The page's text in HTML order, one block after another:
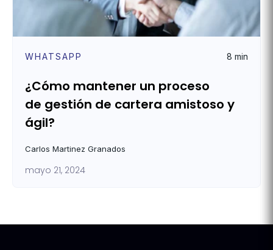
WHATSAPP 8 min
¿Cómo mantener un proceso
de gestión de cartera amistoso y
ágil?
Carlos Martinez Granados
mayo 21, 2024